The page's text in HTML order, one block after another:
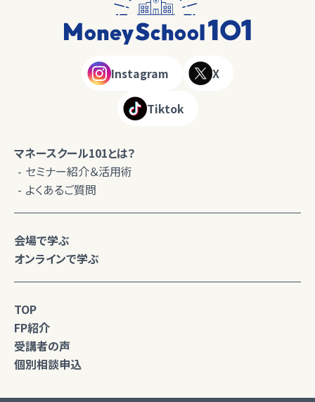
Instagram X
Tiktok
マネースクール101とは？
セミナー紹介＆活用術
よくあるご質問
会場で学ぶ
オンラインで学ぶ
TOP
FP紹介
受講者の声
個別相談申込